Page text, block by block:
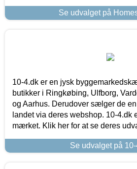
Se udvalget på
10-4.dk er en jysk
butikker i Ringkøbing, Ulfborg,
og Aarhus. Derudover sælger de
landet via deres webshop. 10-4.dk
mærket. Klik her for at se deres
Se udvalget på